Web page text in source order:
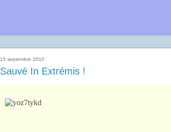
15 septembre 2010
Sauvé In Extrémis !